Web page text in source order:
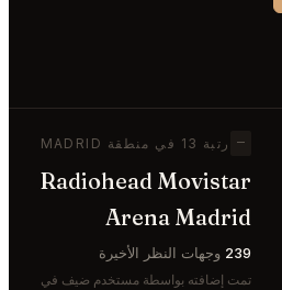
— رتبة 13 في منطقة MADRID
Radiohead Movistar
Arena Madrid
239 وجهات النظر الأخيرة
تمت إضافته بواسطة مستخدم ضيف في